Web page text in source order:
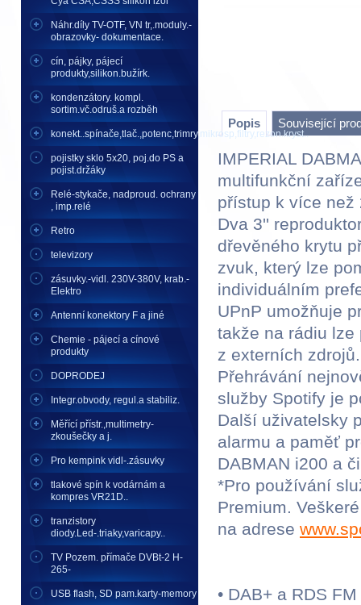
Náhr.díly TV-OTF, VN tr,.moduly.-
obrazovky- dokumentace.
cín, pájky, pájecí
produkty,silikon.bužírk.
kondenzátory. kompl.
sortim.vč.odruš.a rozběh
konekt..spínače,tlač.,potenc,trimry,mikrosp,filtry,rezon.kryst..
pojistky sklo 5x20, poj.do PS a
pojist.držáky
Relé-stykače, nadproud. ochrany
, imp.relé
Retro
televizory
zásuvky.-vidl. 230V-380V, krab.-
Elektro
Antenní konektory F a jiné
Chemie - pájecí a cínové
produkty
DOPRODEJ
Integr.obvody, regul.a stabiliz.
Měřící přístr.,multimetry-
zkoušečky a j.
Pro kempink vidl-.zásuvky
tlakové spín k vodárnám a
kompres VR21D..
tranzistory
diody.Led-.triaky,varicapy..
TV Pozem. přímače DVBt-2 H-
265-
USB flash, SD pam.karty-memory
Popis Související
IMPERIAL
multifunkční
přístup k více než
Dva 3''
dřevěného krytu
zvuk, který lze
individuálním
UPnP umožňuje
takže na rádiu lze
z externích zdrojů.
Přehrávání
služby Spotify je
Další uživatelsky
alarmu a paměť
DABMAN i200 a
*Pro používání
Premium.
na adrese
• DAB+ a RDS